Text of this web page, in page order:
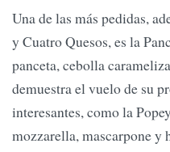
Una de las más pedidas,
y Cuatro Quesos, es la
panceta, cebolla
demuestra el vuelo de su
interesantes, como la
mozzarella, mascarpone y